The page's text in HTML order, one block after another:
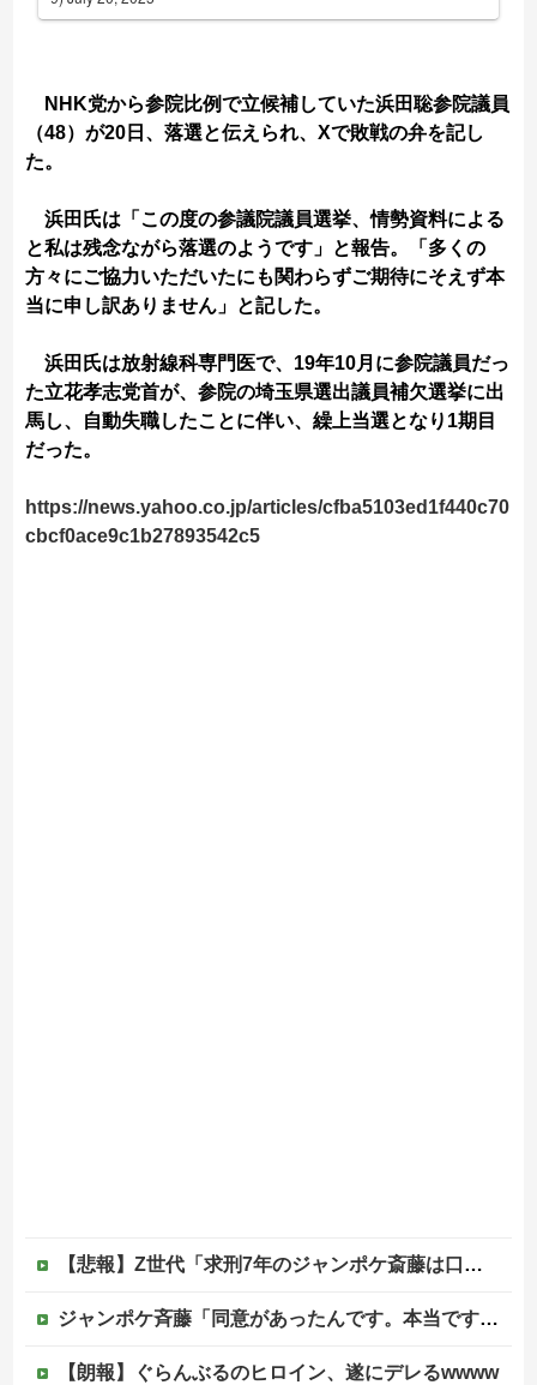
NHK党から参院比例で立候補していた浜田聡参院議員
（48）が20日、落選と伝えられ、Xで敗戦の弁を記し
た。
浜田氏は「この度の参議院議員選挙、情勢資料による
と私は残念ながら落選のようです」と報告。「多くの
方々にご協力いただいたにも関わらずご期待にそえず本
当に申し訳ありません」と記した。
浜田氏は放射線科専門医で、19年10月に参院議員だっ
た立花孝志党首が、参院の埼玉県選出議員補欠選挙に出
馬し、自動失職したことに伴い、繰上当選となり1期目
だった。
https://news.yahoo.co.jp/articles/cfba5103ed1f440c70
cbcf0ace9c1b27893542c5
【悲報】Z世代「求刑7年のジャンポケ斎藤は口封じに被害者殺した方が量刑軽かっただろ」←1万いいね
ジャンポケ斉藤「同意があったんです。本当です。信じて下さい」 ←何でこの主張が通らないの？
【朗報】ぐらんぶるのヒロイン、遂にデレるwwww